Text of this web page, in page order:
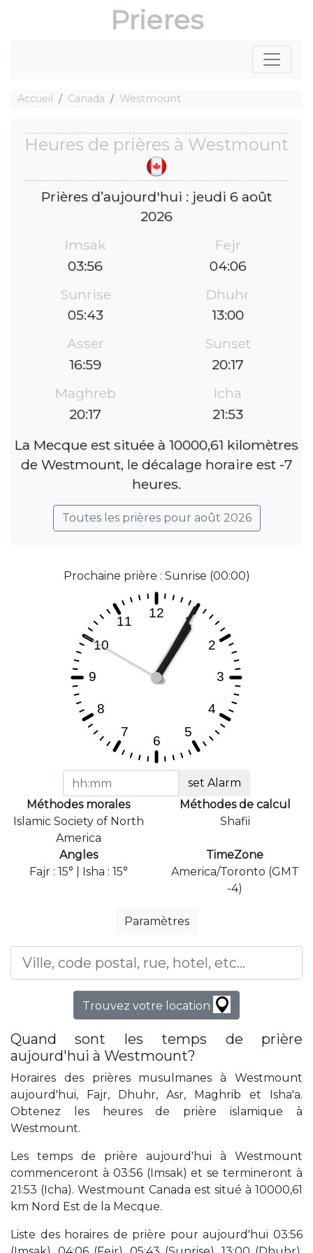
Prieres
Accueil Canada Westmount
Heures de prières à Westmount
Prières d’aujourd'hui : jeudi 6 août
2026
Imsak
03:56
Fejr
04:06
Sunrise
05:43
Dhuhr
13:00
Asser
16:59
Sunset
20:17
Maghreb
20:17
Icha
21:53
La Mecque est située à 10000,61 kilomètres
de Westmount, le décalage horaire est -7
heures.
Toutes les prières pour août 2026
Prochaine prière : Sunrise (00:00)
set Alarm
Méthodes morales
Islamic Society of North
America
Méthodes de calcul
Shafii
Angles
Fajr : 15° | Isha : 15°
TimeZone
America/Toronto (GMT
-4)
Paramètres
Trouvez votre location
Quand sont les temps de prière
aujourd'hui à Westmount?
Horaires des prières musulmanes à Westmount
aujourd'hui, Fajr, Dhuhr, Asr, Maghrib et Isha'a.
Obtenez les heures de prière islamique à
Westmount.
Les temps de prière aujourd'hui à Westmount
commenceront à 03:56 (Imsak) et se termineront à
21:53 (Icha). Westmount Canada est situé à 10000,61
km Nord Est de la Mecque.
Liste des horaires de prière pour aujourd'hui 03:56